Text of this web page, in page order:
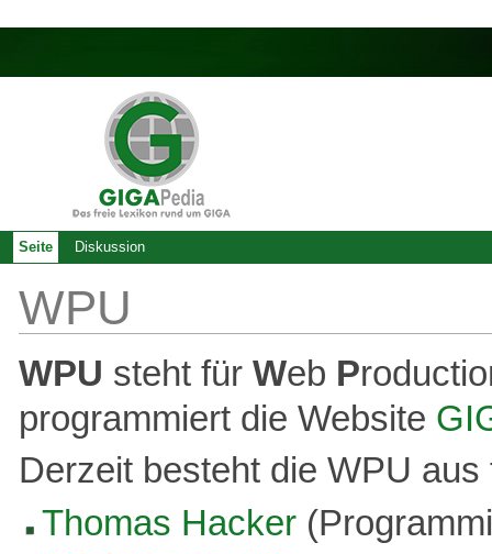
WPU
WPU steht für Web P
programmiert die Website
Derzeit besteht die WPU
Thomas Hacker
Seite Diskussion